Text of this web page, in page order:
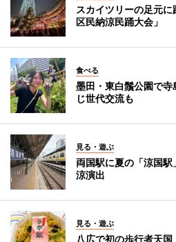
スカイツリーの足元
区民納涼民踊大会」
食べる
墨田・東白鬚公園で
じ世代交流も
見る・遊ぶ
両国駅に夏の「涼国
涼演出
見る・遊ぶ
八広で初の歩行者天